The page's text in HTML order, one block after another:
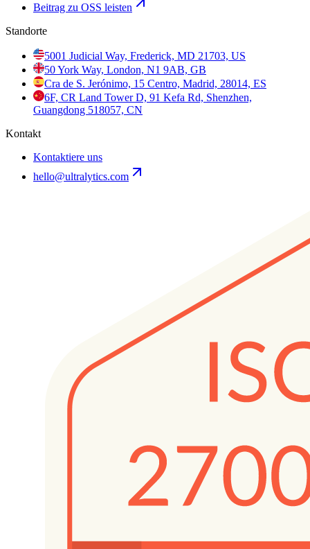
Beitrag zu OSS leisten
Standorte
5001 Judicial Way, Frederick, MD 21703, US
50 York Way, London, N1 9AB, GB
Cra de S. Jerónimo, 15 Centro, Madrid, 28014, ES
6F, CR Land Tower D, 91 Kefa Rd, Shenzhen,
Guangdong 518057, CN
Kontakt
Kontaktiere uns
hello@ultralytics.com